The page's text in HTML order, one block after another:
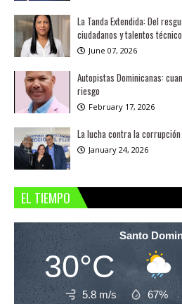
La Tanda Extendida: Del
ciudadanos y talentos
June 07, 2026
Autopistas Dominicanas:
riesgo
February 17, 2026
La lucha contra la
January 24, 2026
EL TIEMPO
Santo
30°C
5.8 m/s 67%